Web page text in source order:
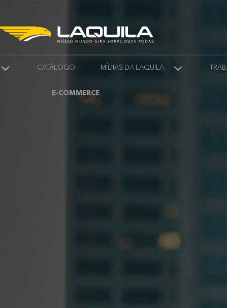
CATÁLOGO MÍDIAS DA LAQUILA
E-COMMERCE